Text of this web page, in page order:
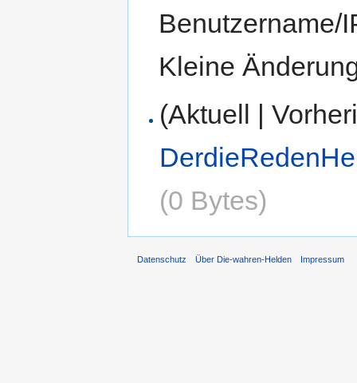
Benutzername/
Kleine
(Aktuell |
(0 Bytes)
Datenschutz Über Die-wahren-Helden Impressum